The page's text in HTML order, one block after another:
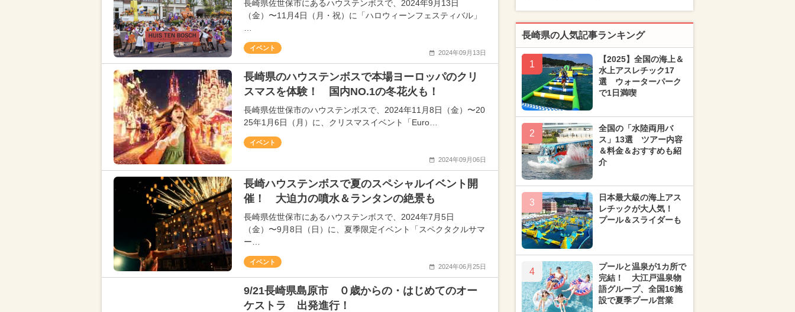
長崎県佐世保市にあるハウステンボスで、2024年9月13日
（金）〜11月4日（月・祝）に「ハロウィーンフェスティバル」
イベント
2024年09月13日
長崎県のハウステンボスで本場ヨーロッパのクリ
スマスを体験！ 国内NO.1の冬花火も！
長崎県佐世保市のハウステンボスで、2024年11月8日（金）〜20
25年1月6日（月）に、クリスマスイベント「Euro…
イベント
2024年09月06日
長崎ハウステンボスで夏のスペシャルイベント開
催！ 大迫力の噴水＆ランタンの絶景も
長崎県佐世保市にあるハウステンボスで、2024年7月5日
（金）〜9月8日（日）に、夏季限定イベント「スペクタクルサマ
ー…
イベント
2024年06月25日
9/21長崎県島原市 ０歳からの・はじめてのオー
ケストラ 出発進行！
長崎県の人気記事ランキング
1
【2025】全国の海上＆
水上アスレチック17
選 ウォーターパーク
で1日満喫
2
全国の「水陸両用バ
ス」13選 ツアー内容
＆料金＆おすすめも紹
介
3
日本最大級の海上アス
レチックが大人気！
プール＆スライダーも
4
プールと温泉が1カ所で
完結！ 大江戸温泉物
語グループ、全国16施
設で夏季プール営業